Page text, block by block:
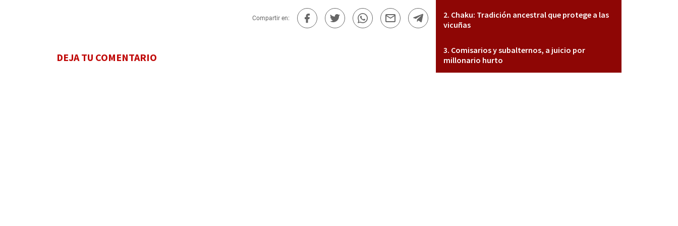
Compartir en:
DEJA TU COMENTARIO
Chaku: Tradición ancestral que protege a las
vicuñas
Comisarios y subalternos, a juicio por
millonario hurto